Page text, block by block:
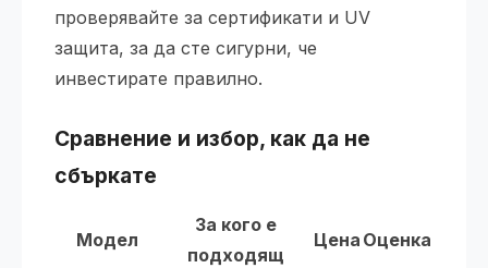
проверявайте за сертификати и UV
защита, за да сте сигурни, че
инвестирате правилно.
Сравнение и избор, как да не
сбъркате
Модел
За кого е
подходящ
Цена Оценка